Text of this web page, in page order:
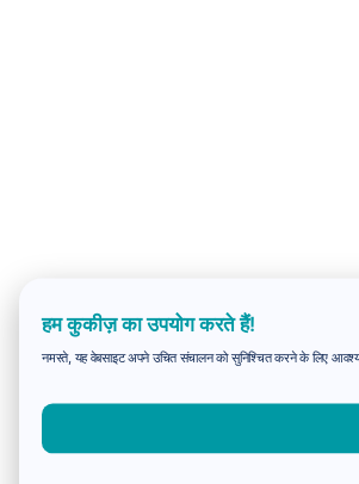
हम कुकीज़ का उपयोग करते हैं!
नमस्ते, यह वेबसाइट अपने उचित संचालन को सुनिश्चित करने के लिए